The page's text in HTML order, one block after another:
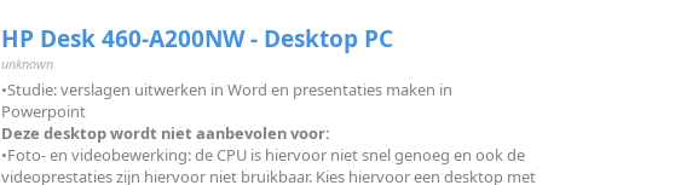
HP Desk 460-A200NW - Desktop PC
unknown
•Studie: verslagen uitwerken in Word en presentaties maken in
Powerpoint
Deze desktop wordt niet aanbevolen voor:
•Foto- en videobewerking: de CPU is hiervoor niet snel genoeg en ook de
videoprestaties zijn hiervoor niet bruikbaar. Kies hiervoor een desktop met